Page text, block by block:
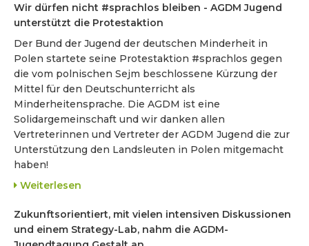
Wir dürfen nicht #sprachlos bleiben - AGDM Jugend
unterstützt die Protestaktion
Der Bund der Jugend der deutschen Minderheit in
Polen startete seine Protestaktion #sprachlos gegen
die vom polnischen Sejm beschlossene Kürzung der
Mittel für den Deutschunterricht als
Minderheitensprache. Die AGDM ist eine
Solidargemeinschaft und wir danken allen
Vertreterinnen und Vertreter der AGDM Jugend die zur
Unterstützung den Landsleuten in Polen mitgemacht
haben!
Weiterlesen
Zukunftsorientiert, mit vielen intensiven Diskussionen
und einem Strategy-Lab, nahm die AGDM-